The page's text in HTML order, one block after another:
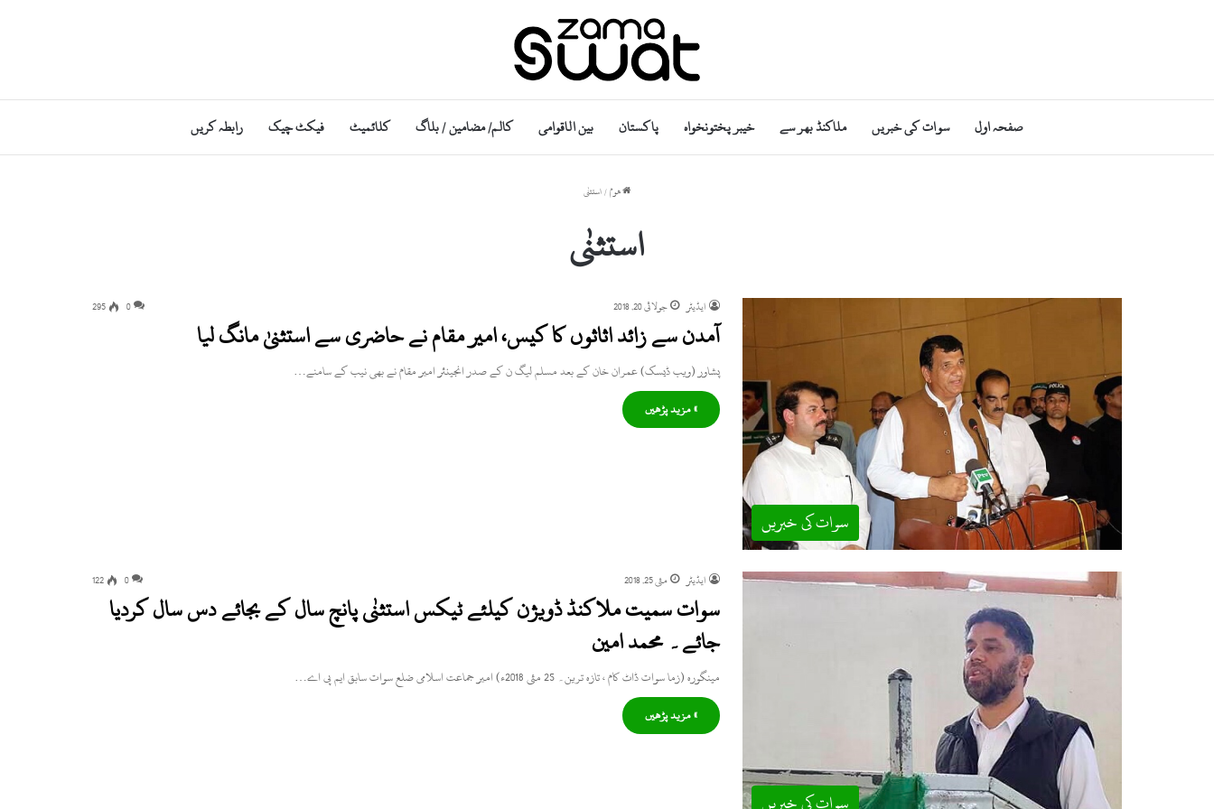
صفحہ اول سوات کی خبریں ملاکنڈ بھر سے خیبر پختونخواہ پاکستان بین الاقوامی کالم/ مضامین / بلاگ کلائمیٹ فیکٹ چیک رابطہ کریں
ھوم/استثنٰی
استثنٰی
سوات کی خبریں
ایڈیٹر جولائی 20, 2018 0
295
آمدن سے زائد اثاثوں کا کیس، امیر مقام نے حاضری سے استثنیٰ مانگ لیا
پشاور (ویب ڈیسک) عمران خان کے بعد مسلم لیگ ن کے صدر انجینئر امیر مقام نے بھی نیب کے سامنے…
» مزید پڑھیں
سوات کی خبریں
ایڈیٹر مئی 25, 2018 0
122
سوات سمیت ملاکنڈ ڈویژن کیلئے ٹیکس استثنٰی پانچ سال کے بجائے دس سال کردیا
جائے۔ محمد امین
مینگورہ (زما سوات ڈاٹ کام ، تازہ ترین۔ 25 مئی 2018ء) امیر جماعت اسلامی ضلع سوات سابق ایم پی اے…
» مزید پڑھیں